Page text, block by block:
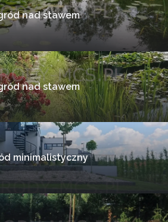
nad stawem
nad stawem
minimalistyczny